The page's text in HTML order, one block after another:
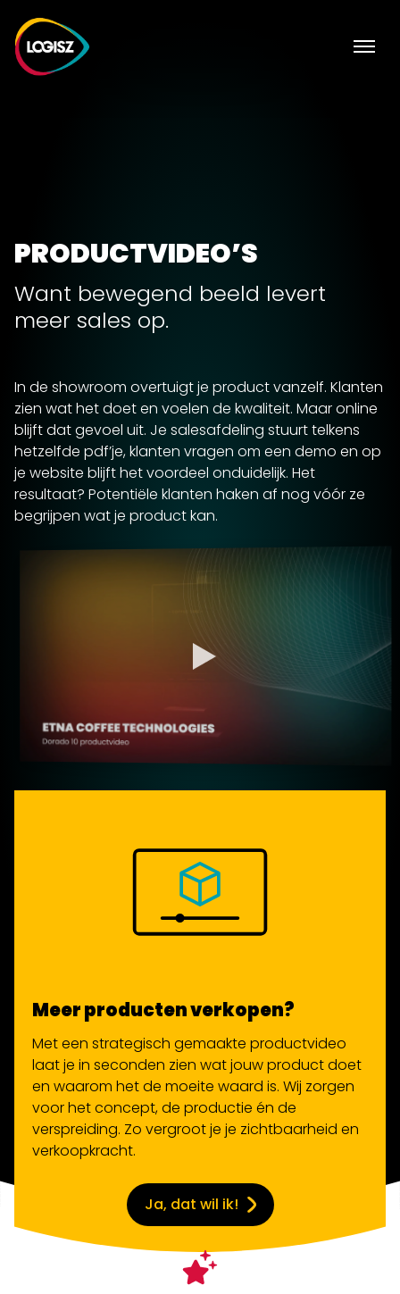
PRODUCTVIDEO’S
Want bewegend beeld levert
meer sales op.
In de showroom overtuigt je product vanzelf. Klanten
zien wat het doet en voelen de kwaliteit. Maar online
blijft dat gevoel uit. Je salesafdeling stuurt telkens
hetzelfde pdf’je, klanten vragen om een demo en op
je website blijft het voordeel onduidelijk. Het
resultaat? Potentiële klanten haken af nog vóór ze
begrijpen wat je product kan.
Meer producten verkopen?
Met een strategisch gemaakte productvideo
laat je in seconden zien wat jouw product doet
en waarom het de moeite waard is. Wij zorgen
voor het concept, de productie én de
verspreiding. Zo vergroot je je zichtbaarheid en
verkoopkracht.
Ja, dat wil ik!